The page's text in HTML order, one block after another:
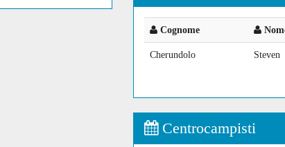
Cognome
Cherundolo Steven
Centrocampisti